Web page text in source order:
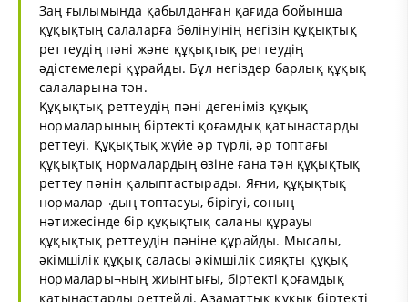
Заң ғылымында қабылданған қағида бойынша
құқықтың салаларға бөлінуінің негізін құқықтық
реттеудің пәні және құқықтық реттеудің
әдістемелері құрайды. Бұл негіздер барлық құқық
салаларына тән.
Құқықтық реттеудің пәні дегеніміз құқық
нормаларының біртекті қоғамдық қатынастарды
реттеуі. Құқықтық жүйе әр түрлі, әр топтағы
құқықтық нормалардың өзіне ғана тән құқықтық
реттеу пәнін қалыптастырады. Яғни, құқықтық
нормалар¬дың топтасуы, бірігуі, соның
нәтижесінде бір құқықтық саланы құрауы
құқықтық реттеудін пәніне құрайды. Мысалы,
әкімшілік құқық саласы әкімшілік сияқты құқық
нормалары¬ның жиынтығы, біртекті қоғамдық
қатынастарды реттейді. Азаматтық құқық біртекті